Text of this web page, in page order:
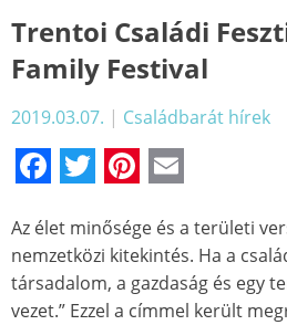
Trentoi Családi
Family Festival
2019.03.07. | Családbarát hírek
Facebook
TwitterPinterest
Az élet minősége és a területi
nemzetközi kitekintés. Ha a
társadalom, a gazdaság és egy
vezet.” Ezzel a címmel került